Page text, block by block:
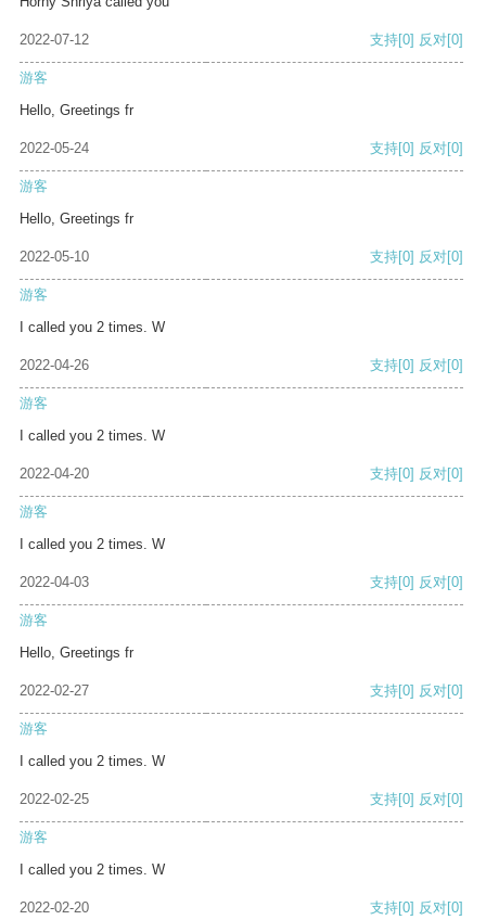
2022-07-12 支持[0] 反对[0]
游客
Hello, Greetings fr
2022-05-24 支持[0] 反对[0]
游客
Hello, Greetings fr
2022-05-10 支持[0] 反对[0]
游客
I called you 2 times. W
2022-04-26 支持[0] 反对[0]
游客
I called you 2 times. W
2022-04-20 支持[0] 反对[0]
游客
I called you 2 times. W
2022-04-03 支持[0] 反对[0]
游客
Hello, Greetings fr
2022-02-27 支持[0] 反对[0]
游客
I called you 2 times. W
2022-02-25 支持[0] 反对[0]
游客
I called you 2 times. W
2022-02-20 支持[0] 反对[0]